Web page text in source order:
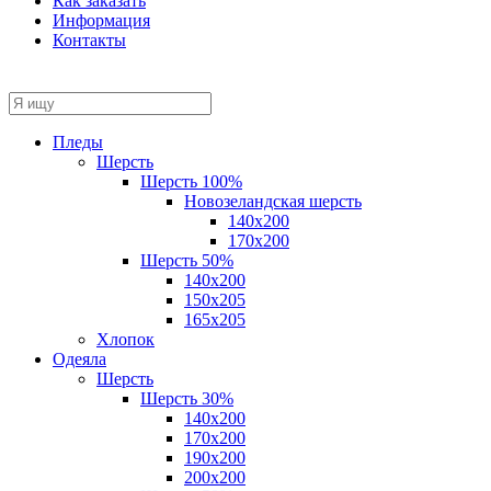
Информация
Контакты
Пледы
Шерсть
Шерсть 100%
Новозеландская шерсть
140х200
170x200
Шерсть 50%
140x200
150х205
165х205
Хлопок
Одеяла
Шерсть
Шерсть 30%
140х200
170х200
190х200
200х200